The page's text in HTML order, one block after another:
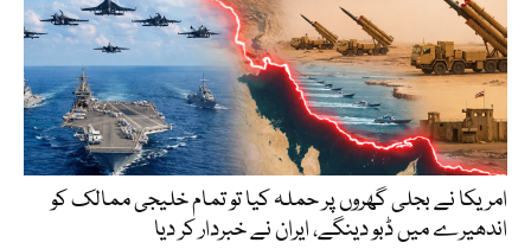
امریکا نے بجلی گھروں پر حملہ کیا تو تمام خلیجی ممالک کو
اندھیرے میں ڈبو دینگے، ایران نے خبردار کر دیا